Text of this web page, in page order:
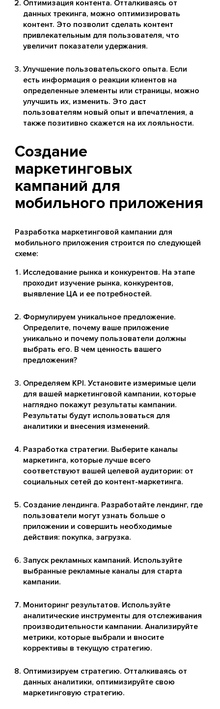
Оптимизация контента. Отталкиваясь от
данных трекинга, можно оптимизировать
контент. Это позволит сделать контент
привлекательным для пользователя, что
увеличит показатели удержания.
Улучшение пользовательского опыта. Если
есть информация о реакции клиентов на
определенные элементы или страницы, можно
улучшить их, изменить. Это даст
пользователям новый опыт и впечатления, а
также позитивно скажется на их лояльности.
Создание
маркетинговых
кампаний для
мобильного приложения
Разработка маркетинговой кампании для
мобильного приложения строится по следующей
схеме:
Исследование рынка и конкурентов. На этапе
проходит изучение рынка, конкурентов,
выявление ЦА и ее потребностей.
Формулируем уникальное предложение.
Определите, почему ваше приложение
уникально и почему пользователи должны
выбрать его. В чем ценность вашего
предложения?
Определяем KPI. Установите измеримые цели
для вашей маркетинговой кампании, которые
наглядно покажут результаты кампании.
Результаты будут использоваться для
аналитики и внесения изменений.
Разработка стратегии. Выберите каналы
маркетинга, которые лучше всего
соответствуют вашей целевой аудитории: от
социальных сетей до контент-маркетинга.
Создание лендинга. Разработайте лендинг, где
пользователи могут узнать больше о
приложении и совершить необходимые
действия: покупка, загрузка.
Запуск рекламных кампаний. Используйте
выбранные рекламные каналы для старта
кампании.
Мониторинг результатов. Используйте
аналитические инструменты для отслеживания
производительности кампании. Анализируйте
метрики, которые выбрали и вносите
коррективы в текущую стратегию.
Оптимизируем стратегию. Отталкиваясь от
данных аналитики, оптимизируйте свою
маркетинговую стратегию.